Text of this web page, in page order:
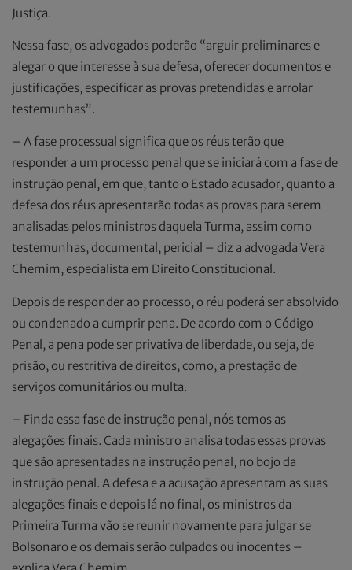
Justiça.
Nessa fase, os advogados poderão “arguir preliminares e
alegar o que interesse à sua defesa, oferecer documentos e
justificações, especificar as provas pretendidas e arrolar
testemunhas”.
– A fase processual significa que os réus terão que
responder a um processo penal que se iniciará com a fase de
instrução penal, em que, tanto o Estado acusador, quanto a
defesa dos réus apresentarão todas as provas para serem
analisadas pelos ministros daquela Turma, assim como
testemunhas, documental, pericial – diz a advogada Vera
Chemim, especialista em Direito Constitucional.
Depois de responder ao processo, o réu poderá ser absolvido
ou condenado a cumprir pena. De acordo com o Código
Penal, a pena pode ser privativa de liberdade, ou seja, de
prisão, ou restritiva de direitos, como, a prestação de
serviços comunitários ou multa.
– Finda essa fase de instrução penal, nós temos as
alegações finais. Cada ministro analisa todas essas provas
que são apresentadas na instrução penal, no bojo da
instrução penal. A defesa e a acusação apresentam as suas
alegações finais e depois lá no final, os ministros da
Primeira Turma vão se reunir novamente para julgar se
Bolsonaro e os demais serão culpados ou inocentes –